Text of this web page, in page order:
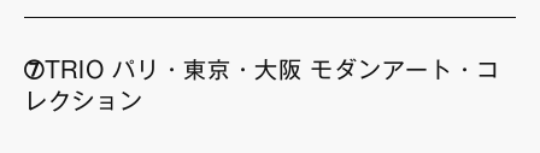
➆TRIO パリ・東京・大阪 モダンアート・コ
レクション